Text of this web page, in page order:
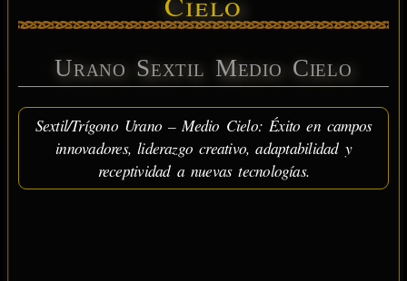
Urano Sextil Medio Cielo
Sextil/Trígono Urano – Medio Cielo: Éxito en campos
innovadores, liderazgo creativo, adaptabilidad y
receptividad a nuevas tecnologías.